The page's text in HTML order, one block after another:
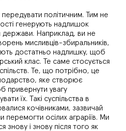
політичним. Тим не
генерують надлишок
держави. Наприклад, ви не
мисливців-збиральників,
достатньо надлишку, щоб
клас. Те саме стосується
Те, що потрібно, це
яке створює
привернути увагу
їх. Такі суспільства в
кочівниками, зазвичай
перемогти осілих аграріїв. Ми
знову і знову після того як